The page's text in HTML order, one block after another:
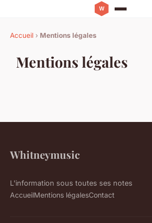
Accueil › Mentions légales
Mentions légales
Whitneymusic
L'information sous toutes ses notes
AccueilMentions légalesContact